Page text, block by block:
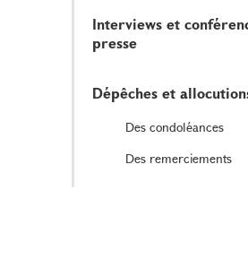
Interviews et
presse
Dépêches et
Des condoléances
Des remerciements